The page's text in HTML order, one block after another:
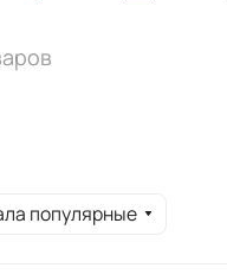
популярные